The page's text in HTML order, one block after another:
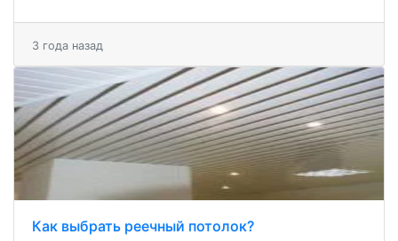
3 года назад
Как выбрать реечный потолок?